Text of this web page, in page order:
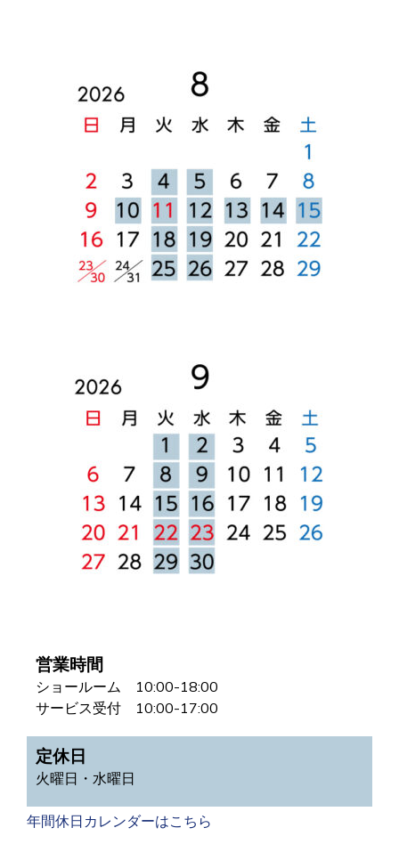
営業時間
ショールーム 10:00-18:00
サービス受付 10:00-17:00
定休日
火曜日・水曜日
年間休日カレンダーはこちら